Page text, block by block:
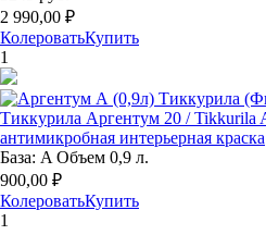
2 990,00 ₽
КолероватьКупить
1
Тиккурила Аргентум 20 / Tikkurila
антимикробная интерьерная краска
База: A Объем 0,9 л.
900,00 ₽
КолероватьКупить
1